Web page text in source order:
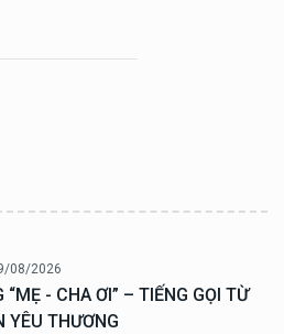
08/2026
“MẸ - CHA ƠI” – TIẾNG GỌI TỪ
YÊU THƯƠNG